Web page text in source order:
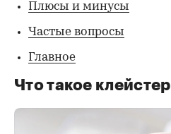
Плюсы и минусы
Частые вопросы
Главное
Что такое клейстер